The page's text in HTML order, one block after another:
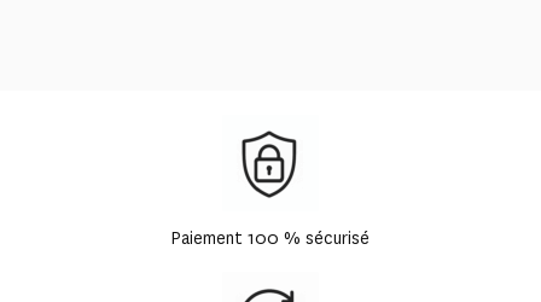
Paiement 100 % sécurisé